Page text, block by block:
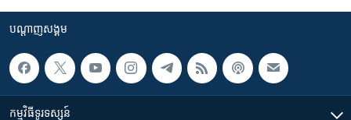
បណ្តាញ​សង្គម
កម្មវិធី​ទូរទស្សន៍